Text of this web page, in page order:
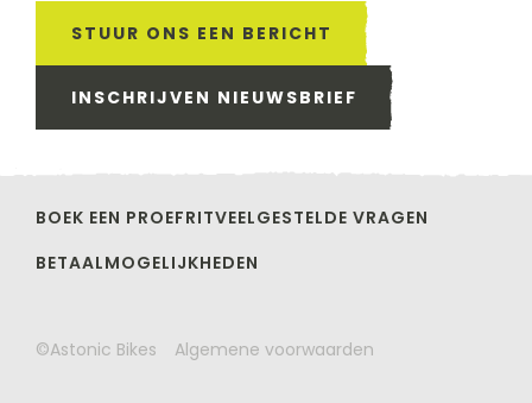
STUUR ONS EEN BERICHT
INSCHRIJVEN NIEUWSBRIEF
BOEK EEN PROEFRITVEELGESTELDE VRAGEN
BETAALMOGELIJKHEDEN
©Astonic Bikes Algemene voorwaarden